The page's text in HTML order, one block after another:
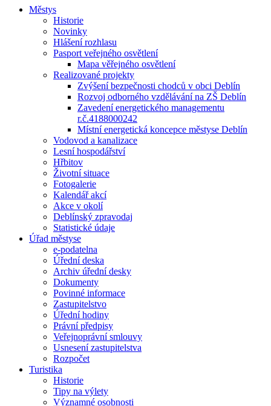
Městys
Historie
Novinky
Hlášení rozhlasu
Pasport veřejného osvětlení
Mapa věřejného osvětlení
Realizované projekty
Zvýšení bezpečnosti chodců v obci Deblín
Rozvoj odborného vzdělávání na ZŠ Deblín
Zavedení energetického managementu
r.č.4188000242
Místní energetická koncepce městyse Deblín
Vodovod a kanalizace
Lesní hospodářství
Hřbitov
Životní situace
Fotogalerie
Kalendář akcí
Akce v okolí
Deblínský zpravodaj
Statistické údaje
Úřad městyse
e-podatelna
Úřední deska
Archiv úřední desky
Dokumenty
Povinné informace
Zastupitelstvo
Úřední hodiny
Právní předpisy
Veřejnoprávní smlouvy
Usnesení zastupitelstva
Rozpočet
Turistika
Historie
Tipy na výlety
Významné osobnosti